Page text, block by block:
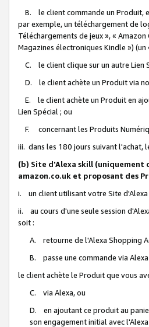
B. le client commande un Produit,
par exemple, un téléchargement de
Téléchargements de jeux », «
Magazines électroniques Kindle »)
C. le client clique sur un autre Lien
D. le client achète un Produit via
E. le client achète un Produit en
Lien Spécial ; ou
F. concernant les Produits
iii. dans les 180 jours suivant l'achat,
(b) Site d'Alexa skill
amazon.co.uk et proposant des
i. un client utilisant votre Site d'Alexa
ii. au cours d'une seule session
soit :
A. retourne de l'Alexa Shopping
B. passe une commande via
le client achète le Produit que vous
C. via Alexa, ou
D. en ajoutant ce produit au
son engagement initial avec